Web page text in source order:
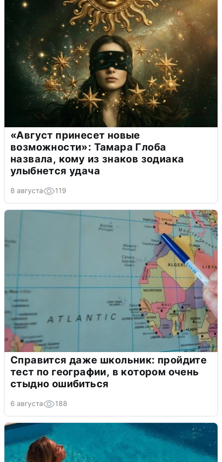
«Август принесет новые
возможности»: Тамара Глоба
назвала, кому из знаков зодиака
улыбнется удача
8 августа 119
Справится даже школьник: пройдите
тест по географии, в котором очень
стыдно ошибиться
6 августа 188